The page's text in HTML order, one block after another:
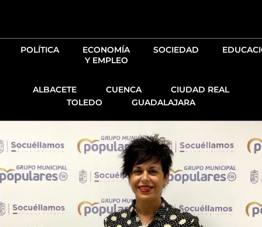
POLÍTICA
ECONOMÍA
Y EMPLEO
SOCIEDAD
ALBACETE CUENCA
CIUDAD REAL
TOLEDO
GUADALAJARA